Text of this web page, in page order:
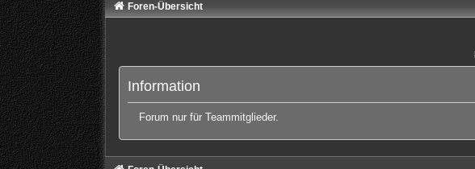
Foren-Übersicht
Information
Forum nur für Teammitglieder.